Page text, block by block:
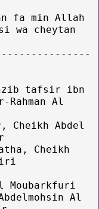
fa min Allah
wa cheytan
tafsir ibn
Al
Abdel
Cheikh
Moubarkfuri
Al